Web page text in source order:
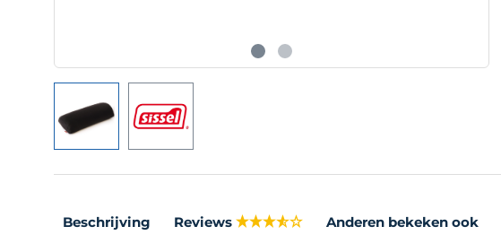
Beschrijving Reviews Anderen bekeken ook